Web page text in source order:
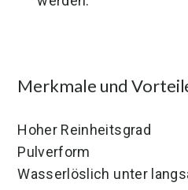
Merkmale und
Hoher Reinheitsgrad
Pulverform
Wasserlöslich unter